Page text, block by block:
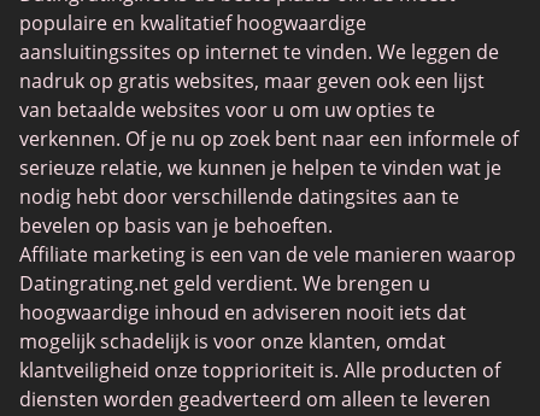
BBPeopleMeet
Sugar Daddy-sites
JPeopleMeet
Trans Daten
Senior Datingsites
MijnLOL
Gay Dating
Lesbische Dating
Black Dating Sites
SugarDaddyMeet
populaire en kwalitatief hoogwaardige
aansluitingssites op internet te vinden. We leggen de
nadruk op gratis websites, maar geven ook een lijst
van betaalde websites voor u om uw opties te
verkennen. Of je nu op zoek bent naar een informele of
serieuze relatie, we kunnen je helpen te vinden wat je
nodig hebt door verschillende datingsites aan te
bevelen op basis van je behoeften.
Affiliate marketing is een van de vele manieren waarop
Datingrating.net geld verdient. We brengen u
hoogwaardige inhoud en adviseren nooit iets dat
mogelijk schadelijk is voor onze klanten, omdat
klantveiligheid onze topprioriteit is. Alle producten of
diensten worden geadverteerd om alleen te leveren